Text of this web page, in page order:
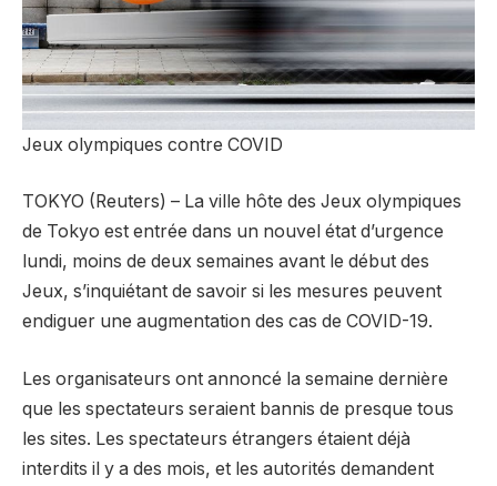
Jeux olympiques contre COVID
TOKYO (Reuters) – La ville hôte des Jeux olympiques
de Tokyo est entrée dans un nouvel état d’urgence
lundi, moins de deux semaines avant le début des
Jeux, s’inquiétant de savoir si les mesures peuvent
endiguer une augmentation des cas de COVID-19.
Les organisateurs ont annoncé la semaine dernière
que les spectateurs seraient bannis de presque tous
les sites. Les spectateurs étrangers étaient déjà
interdits il y a des mois, et les autorités demandent